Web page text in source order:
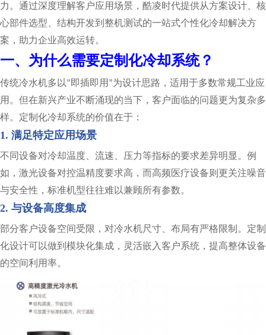
力。通过深度理解客户应用场景，酷凌时代提供从方案设计、核
心部件选型、结构开发到整机测试的一站式个性化冷却解决方
案，助力企业高效运转。
一、为什么需要定制化冷却系统？
传统冷水机多以“即插即用 ”为设计思路，适用于多数常规工业应
用。但在新兴产业不断涌现的当下，客户面临的问题更为复杂多
样。定制化冷却系统的价值在于：
1. 满足特定应用场景
不同设备对冷却温度、流速、压力等指标的要求差异明显。例
如，激光设备对控温精度要求高，而高频医疗设备则更关注噪音
与安全性，标准机型往往难以兼顾所有参数。
2. 与设备高度集成
部分客户设备空间受限，对冷水机尺寸、布局有严格限制。定制
化设计可以做到模块化集成，灵活嵌入客户系统，提高整体设备
的空间利用率。